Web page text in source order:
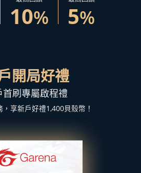
10% 5%
開局好禮
首刷專屬啟程禮
享新戶好禮1,400貝殼幣！